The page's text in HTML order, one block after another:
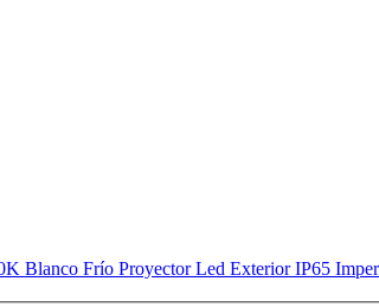
Frío Proyector Led Exterior IP65